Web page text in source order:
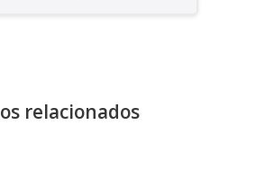
relacionados